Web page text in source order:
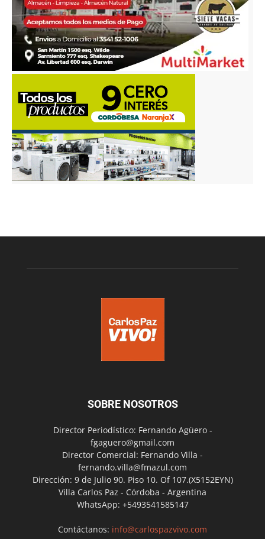
SOBRE NOSOTROS
Director Periodístico: Fernando Agüero -
fgaguero@gmail.com
Director Comercial: Fernando Villa -
fernando.villa@fmazul.com
Dirección: 9 de Julio 90. Piso 10. Of 107.(X5152EYN)
Villa Carlos Paz - Córdoba - Argentina
WhatsApp: +5493541585147
Contáctanos: info@carlospazvivo.com